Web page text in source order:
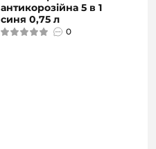
антикорозійна 5 в 1
синя 0,75 л
0